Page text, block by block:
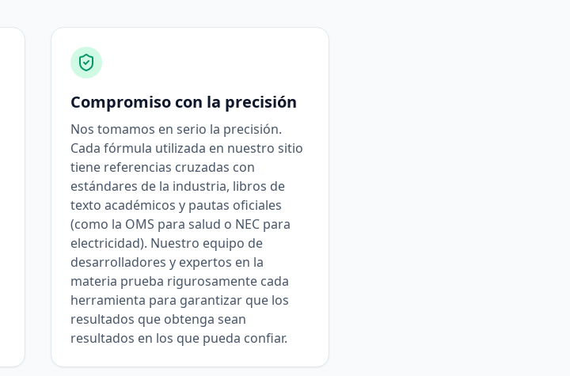
Compromiso con la precisión
Nos tomamos en serio la precisión.
Cada fórmula utilizada en nuestro sitio
tiene referencias cruzadas con
estándares de la industria, libros de
texto académicos y pautas oficiales
(como la OMS para salud o NEC para
electricidad). Nuestro equipo de
desarrolladores y expertos en la
materia prueba rigurosamente cada
herramienta para garantizar que los
resultados que obtenga sean
resultados en los que pueda confiar.